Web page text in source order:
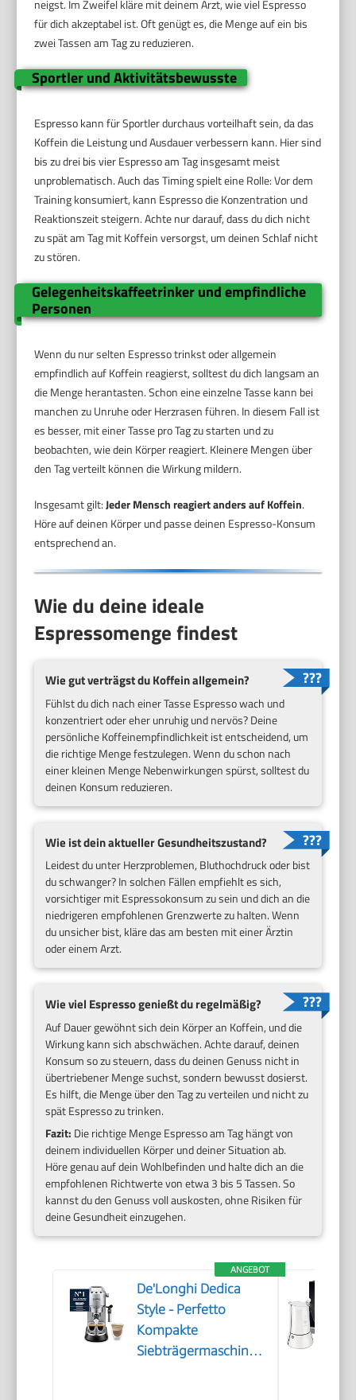
neigst. Im Zweifel kläre mit deinem Arzt, wie viel Espresso
für dich akzeptabel ist. Oft genügt es, die Menge auf ein bis
zwei Tassen am Tag zu reduzieren.
Sportler und Aktivitätsbewusste
Espresso kann für Sportler durchaus vorteilhaft sein, da das
Koffein die Leistung und Ausdauer verbessern kann. Hier sind
bis zu drei bis vier Espresso am Tag insgesamt meist
unproblematisch. Auch das Timing spielt eine Rolle: Vor dem
Training konsumiert, kann Espresso die Konzentration und
Reaktionszeit steigern. Achte nur darauf, dass du dich nicht
zu spät am Tag mit Koffein versorgst, um deinen Schlaf nicht
zu stören.
Gelegenheitskaffeetrinker und empfindliche
Personen
Wenn du nur selten Espresso trinkst oder allgemein
empfindlich auf Koffein reagierst, solltest du dich langsam an
die Menge herantasten. Schon eine einzelne Tasse kann bei
manchen zu Unruhe oder Herzrasen führen. In diesem Fall ist
es besser, mit einer Tasse pro Tag zu starten und zu
beobachten, wie dein Körper reagiert. Kleinere Mengen über
den Tag verteilt können die Wirkung mildern.
Insgesamt gilt:Jeder Mensch reagiert anders auf Koffein.
Höre auf deinen Körper und passe deinen Espresso-Konsum
entsprechend an.
Wie du deine ideale
Espressomenge findest
Wie gut verträgst du Koffein allgemein?
Fühlst du dich nach einer Tasse Espresso wach und
konzentriert oder eher unruhig und nervös? Deine
persönliche Koffeinempfindlichkeit ist entscheidend, um
die richtige Menge festzulegen. Wenn du schon nach
einer kleinen Menge Nebenwirkungen spürst, solltest du
deinen Konsum reduzieren.
Wie ist dein aktueller Gesundheitszustand?
Leidest du unter Herzproblemen, Bluthochdruck oder bist
du schwanger? In solchen Fällen empfiehlt es sich,
vorsichtiger mit Espressokonsum zu sein und dich an die
niedrigeren empfohlenen Grenzwerte zu halten. Wenn
du unsicher bist, kläre das am besten mit einer Ärztin
oder einem Arzt.
Wie viel Espresso genießt du regelmäßig?
Auf Dauer gewöhnt sich dein Körper an Koffein, und die
Wirkung kann sich abschwächen. Achte darauf, deinen
Konsum so zu steuern, dass du deinen Genuss nicht in
übertriebener Menge suchst, sondern bewusst dosierst.
Es hilft, die Menge über den Tag zu verteilen und nicht zu
spät Espresso zu trinken.
Fazit: Die richtige Menge Espresso am Tag hängt von
deinem individuellen Körper und deiner Situation ab.
Höre genau auf dein Wohlbefinden und halte dich an die
empfohlenen Richtwerte von etwa 3 bis 5 Tassen. So
kannst du den Genuss voll auskosten, ohne Risiken für
deine Gesundheit einzugehen.
ANGEBOT
De'Longhi Dedica
Style - Perfetto
Kompakte
Siebträgermaschine